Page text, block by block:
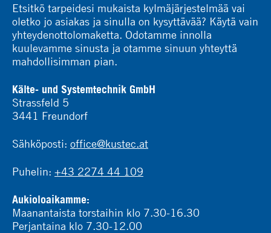
Etsitkö tarpeidesi mukaista kylmäjärjestelmää vai
oletko jo asiakas ja sinulla on kysyttävää? Käytä vain
yhteydenottolomaketta. Odotamme innolla
kuulevamme sinusta ja otamme sinuun yhteyttä
mahdollisimman pian.
Kälte- und Systemtechnik GmbH
Strassfeld 5
3441 Freundorf
Sähköposti: office@kustec.at
Puhelin: +43 2274 44 109
Aukioloaikamme:
Maanantaista torstaihin klo 7.30-16.30
Perjantaina klo 7.30-12.00